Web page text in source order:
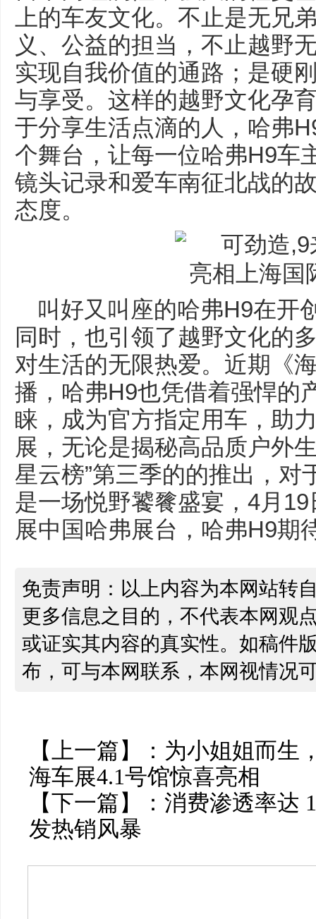
上的车友文化。不止是无兄
义、公益的担当，不止越野
实现自我价值的通路；是硬
与享受。这样的越野文化孕
于分享生活点滴的人，哈弗
个舞台，让每一位哈弗H9车
镜头记录和爱车南征北战的
态度。
叫好又叫座的哈弗H9在开
同时，也引领了越野文化的
对生活的无限热爱。近期《
播，哈弗H9也凭借着强悍的
睐，成为官方指定用车，助
展，无论是揭秘高品质户外
星云榜”第三季的的推出，对
是一场悦野饕餮盛宴，4月
展中国哈弗展台，哈弗H9期
免责声明：以上内容为本网站转
更多信息之目的，不代表本网观
或证实其内容的真实性。如稿件
布，可与本网联系，本网视情况
【上一篇】： 为小姐姐而生
海车展4.1号馆惊喜亮相
【下一篇】： 消费渗透率达
发热销风暴